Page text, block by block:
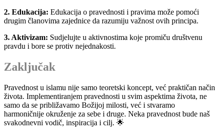
2. Edukacija: Edukacija o pravednosti i pravima može pomoći
drugim članovima zajednice da razumiju važnost ovih principa.
3. Aktivizam: Sudjelujte u aktivnostima koje promiču društvenu
pravdu i bore se protiv nejednakosti.
Zaključak
Pravednost u islamu nije samo teoretski koncept, već praktičan način
života. Implementiranjem pravednosti u svim aspektima života, ne
samo da se približavamo Božijoj milosti, već i stvaramo
harmoničnije okruženje za sebe i druge. Neka pravednost bude naš
svakodnevni vodič, inspiracija i cilj. 🌟